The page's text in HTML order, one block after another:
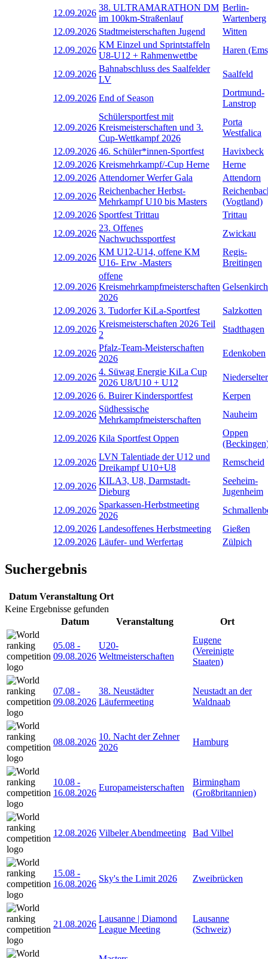
12.09.2026
38. ULTRAMARATHON DM
im 100km-Straßenlauf
Berlin-
Wartenberg
12.09.2026 Stadtmeisterschaften Jugend
Witten
12.09.2026
KM Einzel und Sprintstaffeln
U8-U12 + Rahmenwettbe
Haren
12.09.2026
Bahnabschluss des Saalfelder
LV
Saalfeld
12.09.2026 End of Season
Dortmund-
Lanstrop
12.09.2026
Schülersportfest mit
Kreismeisterschaften und 3.
Cup-Wettkampf 2026
Porta
Westfalica
12.09.2026 46. Schüler*innen-Sportfest
Havixbeck
12.09.2026 Kreismehrkampf/-Cup Herne
Herne
12.09.2026 Attendorner Werfer Gala
Attendorn
12.09.2026
Reichenbacher Herbst-
Mehrkampf U10 bis Masters
(Vogtland)
12.09.2026 Sportfest Trittau
Trittau
12.09.2026
23. Offenes
Nachwuchssportfest
Zwickau
12.09.2026
KM U12-U14, offene KM
U16- Erw -Masters
Regis-
Breitingen
12.09.2026
offene
Kreismehrkampfmeisterschaften
2026
12.09.2026 3. Tudorfer KiLa-Sportfest
Salzkotten
12.09.2026
Kreismeisterschaften 2026 Teil
2
Stadthagen
12.09.2026
Pfalz-Team-Meisterschaften
2026
Edenkoben
12.09.2026
4. Süwag Energie KiLa Cup
2026 U8/U10 + U12
12.09.2026 6. Buirer Kindersportfest
Kerpen
12.09.2026
Südhessische
Mehrkampfmeisterschaften
Nauheim
12.09.2026 Kila Sportfest Oppen
Oppen
12.09.2026
LVN Talentiade der U12 und
Dreikampf U10+U8
Remscheid
12.09.2026
KILA3, U8, Darmstadt-
Dieburg
Seeheim-
Jugenheim
12.09.2026
Sparkassen-Herbstmeeting
2026
12.09.2026 Landesoffenes Herbstmeeting
Gießen
12.09.2026 Läufer- und Werfertag Zülpich
Suchergebnis
Datum Veranstaltung Ort
Keine Ergebnisse gefunden
Datum
Veranstaltung Ort
05.08 -
09.08.2026
U20-
Weltmeisterschaften
Eugene
(Vereinigte
Staaten)
07.08 -
09.08.2026
38. Neustädter
Läufermeeting
Neustadt an der
Waldnaab
08.08.2026
10. Nacht der Zehner
2026
Hamburg
10.08 -
16.08.2026
Europameisterschaften
Birmingham
(Großbritannien)
12.08.2026 Vilbeler Abendmeeting Bad Vilbel
15.08 -
16.08.2026
Sky's the Limit 2026 Zweibrücken
21.08.2026
Lausanne | Diamond
League Meeting
Lausanne
(Schweiz)